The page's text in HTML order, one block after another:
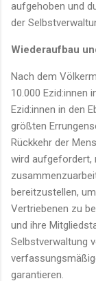
aufgehoben und
der
Wiederaufbau
Nach dem
10.000 Ezid:innen
Ezid:innen in den
größten
Rückkehr der
wird aufgefordert,
bereitzustellen,
Vertriebenen zu
und ihre
Selbstverwaltung
garantieren.